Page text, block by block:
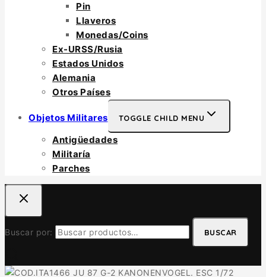
Pin
Llaveros
Monedas/Coins
Ex-URSS/Rusia
Estados Unidos
Alemania
Otros Países
Objetos Militares TOGGLE CHILD MENU
Antigüedades
Militaría
Parches
Buscar por: BUSCAR